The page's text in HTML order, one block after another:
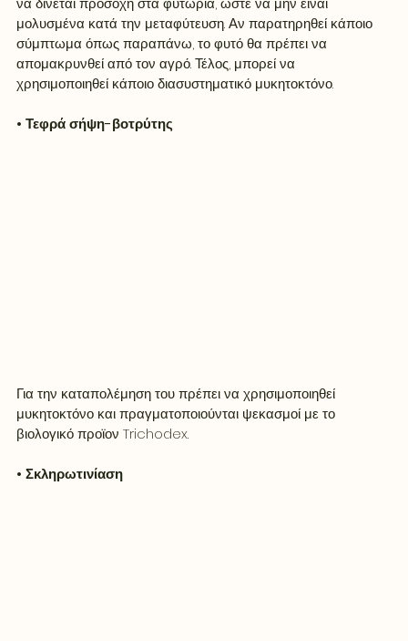
μολυσμένα κατά την μεταφύτευση. Αν παρατηρηθεί κάποιο
σύμπτωμα όπως παραπάνω, το φυτό θα πρέπει να
απομακρυνθεί από τον αγρό. Τέλος, μπορεί να
χρησιμοποιηθεί κάποιο διασυστηματικό μυκητοκτόνο.
• Τεφρά σήψη-βοτρύτης
Για την καταπολέμηση του πρέπει να χρησιμοποιηθεί
μυκητοκτόνο και πραγματοποιούνται ψεκασμοί με το
βιολογικό προϊον Trichodex.
• Σκληρωτινίαση